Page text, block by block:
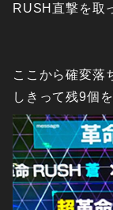
RUSH直撃を取
ここから確変落
しきって残9個